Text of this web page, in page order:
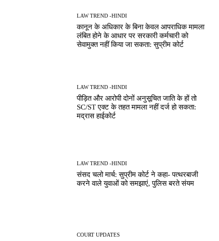
LAW TREND -HINDI
कानून के अधिकार के बिना केवल आपराधिक मामला
लंबित होने के आधार पर सरकारी कर्मचारी को
सेवामुक्त नहीं किया जा सकता: सुप्रीम कोर्ट
LAW TREND -HINDI
पीड़ित और आरोपी दोनों अनुसूचित जाति के हों तो
SC/ST एक्ट के तहत मामला नहीं दर्ज हो सकता:
मद्रास हाईकोर्ट
LAW TREND -HINDI
संसद चलो मार्च: सुप्रीम कोर्ट ने कहा- पत्थरबाजी
करने वाले युवाओं को समझाएं, पुलिस बरते संयम
COURT UPDATES